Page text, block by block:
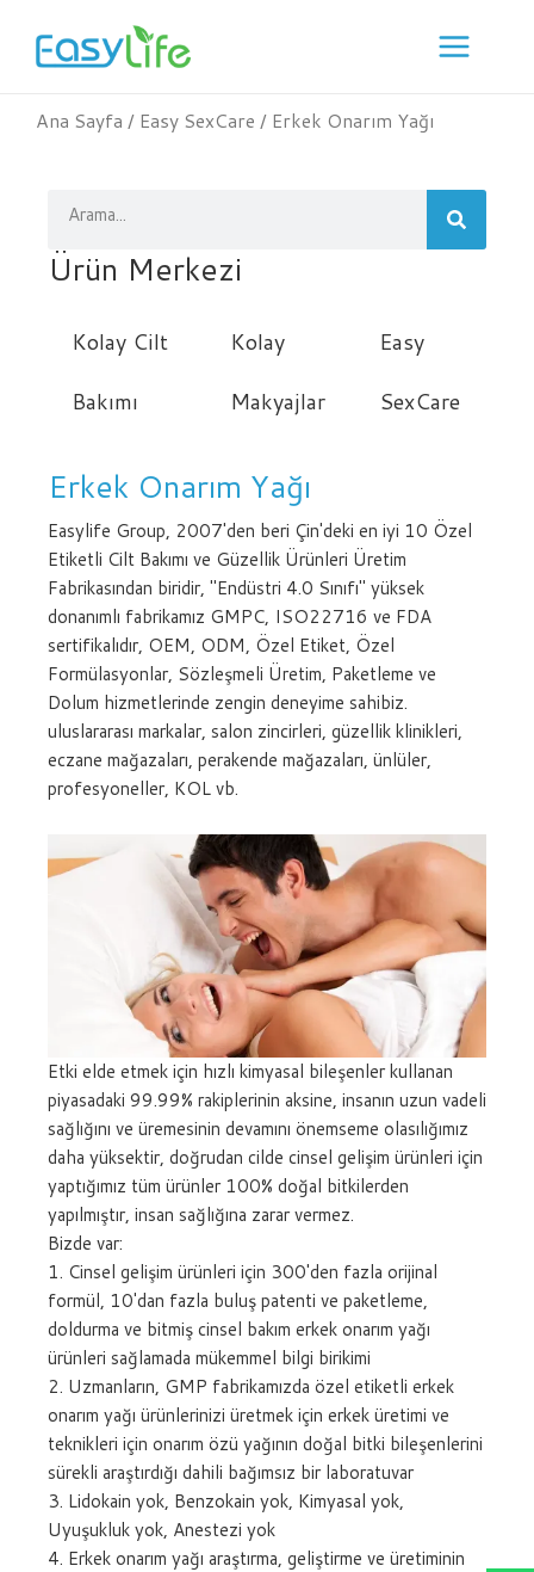
Ana Sayfa / Easy SexCare / Erkek Onarım Yağı
Ürün Merkezi
Kolay Cilt
Bakımı
Kolay
Makyajlar
Easy
SexCare
Erkek Onarım Yağı
Easylife Group, 2007'den beri Çin'deki en iyi 10 Özel
Etiketli Cilt Bakımı ve Güzellik Ürünleri Üretim
Fabrikasından biridir, "Endüstri 4.0 Sınıfı" yüksek
donanımlı fabrikamız GMPC, ISO22716 ve FDA
sertifikalıdır, OEM, ODM, Özel Etiket, Özel
Formülasyonlar, Sözleşmeli Üretim, Paketleme ve
Dolum hizmetlerinde zengin deneyime sahibiz.
uluslararası markalar, salon zincirleri, güzellik klinikleri,
eczane mağazaları, perakende mağazaları, ünlüler,
profesyoneller, KOL vb.
Etki elde etmek için hızlı kimyasal bileşenler kullanan
piyasadaki 99.99% rakiplerinin aksine, insanın uzun vadeli
sağlığını ve üremesinin devamını önemseme olasılığımız
daha yüksektir, doğrudan cilde cinsel gelişim ürünleri için
yaptığımız tüm ürünler 100% doğal bitkilerden
yapılmıştır, insan sağlığına zarar vermez.
Bizde var:
1. Cinsel gelişim ürünleri için 300'den fazla orijinal
formül, 10'dan fazla buluş patenti ve paketleme,
doldurma ve bitmiş cinsel bakım erkek onarım yağı
ürünleri sağlamada mükemmel bilgi birikimi
2. Uzmanların, GMP fabrikamızda özel etiketli erkek
onarım yağı ürünlerinizi üretmek için erkek üretimi ve
teknikleri için onarım özü yağının doğal bitki bileşenlerini
sürekli araştırdığı dahili bağımsız bir laboratuvar
3. Lidokain yok, Benzokain yok, Kimyasal yok,
Uyuşukluk yok, Anestezi yok
4. Erkek onarım yağı araştırma, geliştirme ve üretiminin